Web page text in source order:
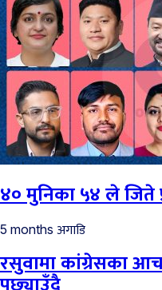
४० मुनिका ५४ ले जिते
5 months अगाडि
रसुवामा कांग्रेसका